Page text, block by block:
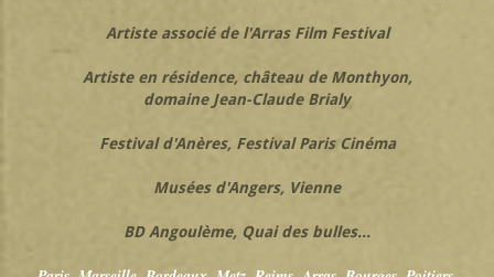
Artiste associé de l'Arras Film Festival
Artiste en résidence, château de Monthyon,
domaine Jean-Claude Brialy
Festival d'Anères, Festival Paris Cinéma
Musées d'Angers, Vienne
BD Angoulème, Quai des bulles...